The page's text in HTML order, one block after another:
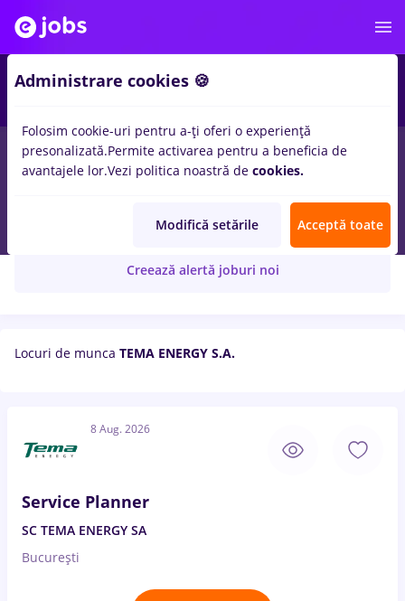
TEMA ENERGY S.A.
Creează alertă joburi noi
Locuri de munca TEMA ENERGY S.A.
8 Aug. 2026
Service Planner
SC TEMA ENERGY SA
București
Administrare cookies 🍪
Folosim cookie-uri pentru a-ți oferi o experiență
presonalizată.Permite activarea pentru a beneficia de
avantajele lor.Vezi politica noastră de cookies.
Modifică setările Acceptă toate